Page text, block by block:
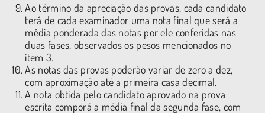
Ao término da apreciação das provas, cada candidato
terá de cada examinador uma nota final que será a
média ponderada das notas por ele conferidas nas
duas fases, observados os pesos mencionados no
item 3.
As notas das provas poderão variar de zero a dez,
com aproximação até a primeira casa decimal.
A nota obtida pelo candidato aprovado na prova
escrita comporá a média final da segunda fase, com